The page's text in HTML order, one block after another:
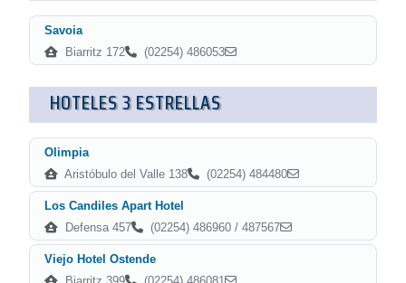
Savoia
Biarritz 172
(02254) 486053
HOTELES 3 ESTRELLAS
Olimpia
Aristóbulo del Valle 138
(02254) 484480
Los Candiles Apart Hotel
Defensa 457
(02254) 486960 / 487567
Viejo Hotel Ostende